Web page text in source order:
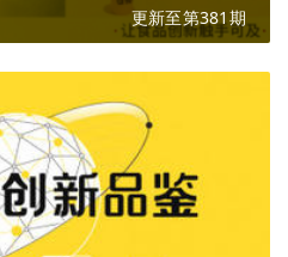
更新至第381期